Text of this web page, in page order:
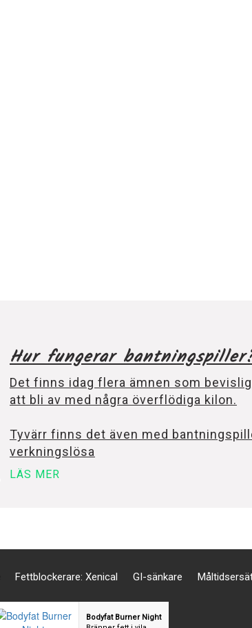
Vilken
Alla är vi
inte alls
Varför
Fettblockerare: Xenical GI-sänkare
Bodyfat Burner Night